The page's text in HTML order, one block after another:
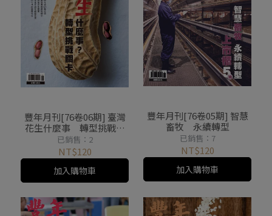
豐年月刊[76卷06期] 臺灣
花生什麼事 轉型挑戰卡
關
已銷售：2
NT$120
加入購物車
豐年月刊[76卷05期] 智慧
畜牧 永續轉型
已銷售：7
NT$120
加入購物車